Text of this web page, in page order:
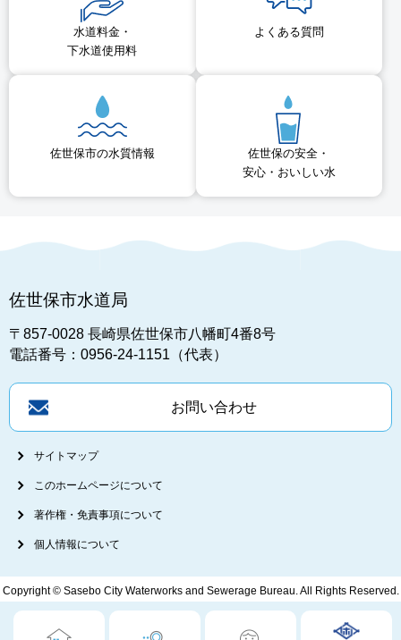
水道料金・
下水道使用料
よくある質問
佐世保市の水質情報
佐世保の安全・
安心・おいしい水
佐世保市水道局
〒857-0028 長崎県佐世保市八幡町4番8号
電話番号：0956-24-1151（代表）
お問い合わせ
サイトマップ
このホームページについて
著作権・免責事項について
個人情報について
Copyright © Sasebo City Waterworks and Sewerage Bureau. All Rights Reserved.